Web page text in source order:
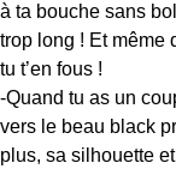
à ta bouche sans
trop long ! Et même
tu t’en fous !
-Quand tu as un
vers le beau black
plus, sa silhouette